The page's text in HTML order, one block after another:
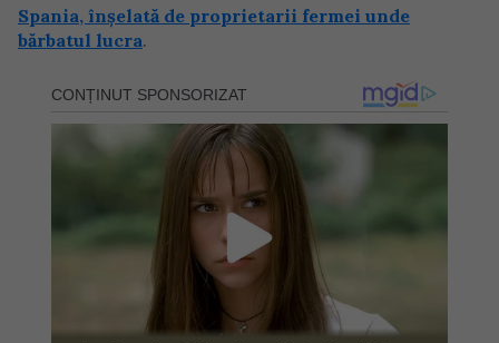
Spania, înșelată de proprietarii fermei unde
bărbatul lucra.